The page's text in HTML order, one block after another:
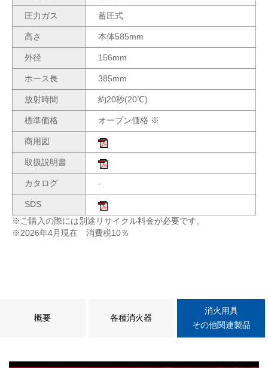
※ご購入の際には別途リサイクル料金が必要です。
※2026年4月現在 消費税10％
圧力ガス 蓄圧式
高さ 本体585mm
外径 156mm
ホース長 385mm
放射時間 約20秒(20℃)
標準価格 オープン価格 ※
商用図
取扱説明書
カタログ -
SDS
概要 各種消火器
消火用具
その他関連製品